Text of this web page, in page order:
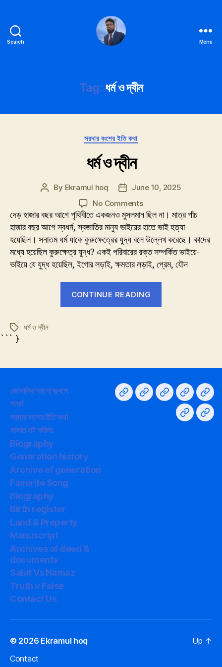
Search Menu
Tag: ধর্ম ও দ্বীন
Categories
সরদার বংশের ইতি কথা
ধর্ম ও দ্বীন
Post
By Ekramul hoq
PostJune 10, 2025
No Commentson
ধর্ম
ও
দ্বীন
দেড় হাজার বছর আগে পৃথিবীতে একজনও মুসলমান ছিল না। মাত্র পাঁচ
হাজার বছর আগে স্বধর্ম, স্বজাতির মানুষ ভাইয়ের হাতে ভাই হত্যা
হয়েছিল। সনাতম ধর্ম যাকে কুরুক্ষেত্রের যুদ্ধ বলে উল্লেখ করেছে। কাদের
মধ্যে হয়েছিল কুরুক্ষেত্র যুদ্ধ? একই পরিবারের রক্ত সম্পর্কিত ভাইয়ে-
ভাইয়ে যে যুদ্ধ হয়েছিল, ইগোর লড়াই, ক্ষমতার লড়াই, প্রেম, যৌন
CONTINUE READING
Tagsধর্ম ও দ্বীন
``` }
জোনাকির আলো জ্বলে
অধর্ম
সরদার বংশের ইতি কথা
সালাত নষ্ট করিলঃ
Biography
Generation history
Archive of generation
Favorite Song
Biography
Birth register
Land & Property
Manuscript
Archives of deed &
documents
Salat Vs Namaz
Truth v False
Contact Us
Home
না
Privacy
Policy
সরদার
বংশের
ইতি
সালাত সালাত
© 2026 Ekramul hoq
Contact
Up ↑